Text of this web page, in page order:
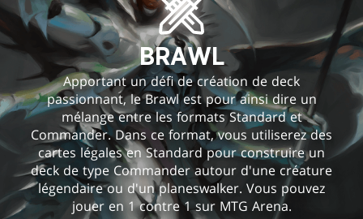
BRAWL
Apportant un défi de création de deck
passionnant, le Brawl est pour ainsi dire un
mélange entre les formats Standard et
Commander. Dans ce format, vous utiliserez des
cartes légales en Standard pour construire un
deck de type Commander autour d'une créature
légendaire ou d'un planeswalker. Vous pouvez
jouer en 1 contre 1 sur MTG Arena.